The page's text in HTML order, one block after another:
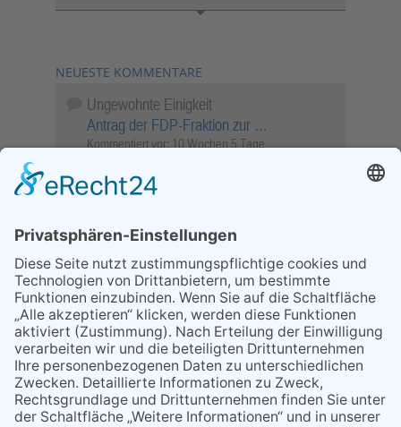
NEUESTE KOMMENTARE
Ungewohnte Einigkeit
Antrag der FDP-Fraktion zur …
Kommentiert vor: 10 Wochen 5 Tage
Objekt …
Kommentiert vor: 25 Wochen 6 Tage
Sperrung für Wassersportler schlägt hohe
Wellen
Sperrung der Stillgewässer
Kommentiert vor:1 Jahr 50 Wochen
Literarischer Rückblick
Alte Schule
Kommentiert vor:3 Jahre 18 Wochen
Abschaltung der Straßenbeleuchtung
Abschaltung der Strassenbeleuchtung